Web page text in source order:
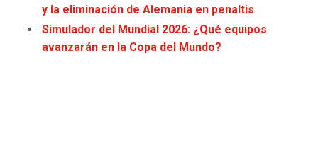
GIANTS
EAGLES
LAKERS
SUNS
y la eliminación de Alemania en penaltis
Simulador del Mundial 2026: ¿Qué equipos
avanzarán en la Copa del Mundo?